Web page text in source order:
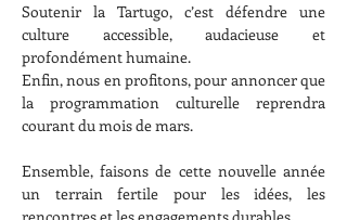
Soutenir la Tartugo, c’est défendre une
culture accessible, audacieuse et
profondément humaine.
Enfin, nous en profitons, pour annoncer que
la programmation culturelle reprendra
courant du mois de mars.
Ensemble, faisons de cette nouvelle année
un terrain fertile pour les idées, les